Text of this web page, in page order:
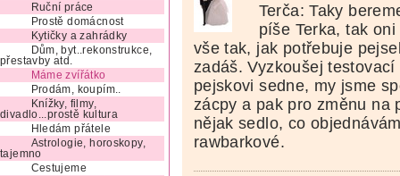
Ruční práce
Prostě domácnost
Kytičky a zahrádky
Dům, byt..rekonstrukce,
přestavby atd.
Máme zvířátko
Prodám, koupím..
Knížky, filmy,
divadlo...prostě kultura
Hledám přátele
Astrologie, horoskopy,
tajemno
Cestujeme
Terča: Taky
píše Terka, tak
vše tak, jak potřebuje
zadáš. Vyzkoušej
pejskovi sedne, my jsme
zácpy a pak pro změnu na
nějak sedlo, co
rawbarkové.